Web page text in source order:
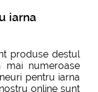
iarna
produse destul
numeroase
pentru iarna
online sunt